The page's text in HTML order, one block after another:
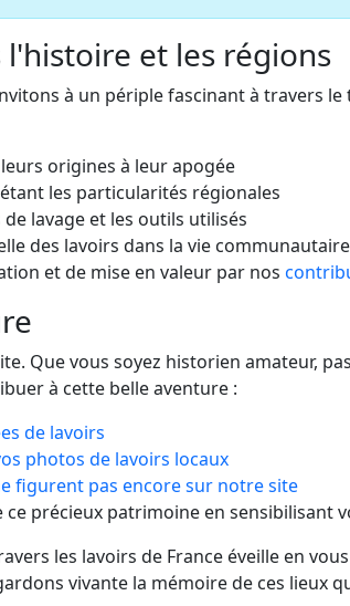
et les régions
à un périple fascinant à travers
origines à leur apogée
les particularités régionales
lavage et les outils utilisés
des lavoirs dans la vie communautaire
et de mise en valeur par nos
Que vous soyez historien amateur,
à cette belle aventure :
de lavoirs
photos de lavoirs locaux
figurent pas encore sur notre site
ce précieux patrimoine en sensibilisant
les lavoirs de France éveille en
vivante la mémoire de ces lieux